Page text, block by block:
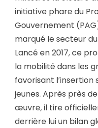
initiative phare du
Gouvernement
marqué le secteur
Lancé en 2017, ce
la mobilité dans les
favorisant
jeunes. Après près
œuvre, il tire
derrière lui un bilan